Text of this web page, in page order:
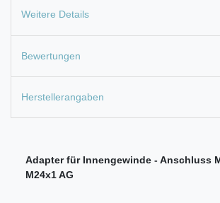
Weitere Details
Bewertungen
Herstellerangaben
Adapter für Innengewinde - Anschluss
M24x1 AG